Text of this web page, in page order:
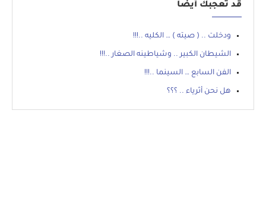
قد تعجبك أيضاً
ودخلت .. ( صيته ) … الكليه ..!!!
الشيطان الكبير .. وشياطينه الصغار ..!!!
الفن السابع … السينما ..!!!
هل نحن أثرياء .. ؟؟؟